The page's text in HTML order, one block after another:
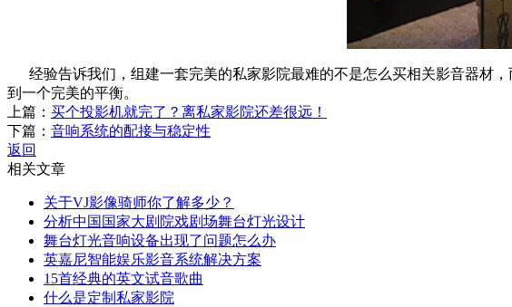
经验告诉我们，组建一套完美的私家影院最难的不是怎么买相关影音器材，
到一个完美的平衡。
上篇： 买个投影机就完了？离私家影院还差很远！
下篇： 音响系统的配接与稳定性
返回
相关文章
关于VJ影像骑师你了解多少？
分析中国国家大剧院戏剧场舞台灯光设计
舞台灯光音响设备出现了问题怎么办
英嘉尼智能娱乐影音系统解决方案
15首经典的英文试音歌曲
什么是定制私家影院